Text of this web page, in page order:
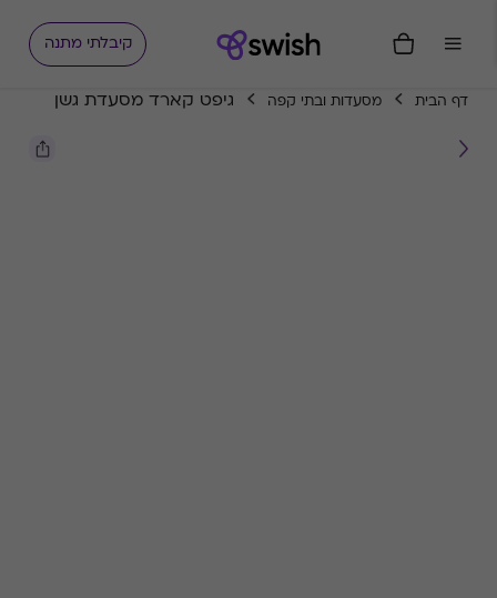
קיבלתי מתנה
דף הבית מסעדות ובתי קפה גיפט קארד מסעדת גשן